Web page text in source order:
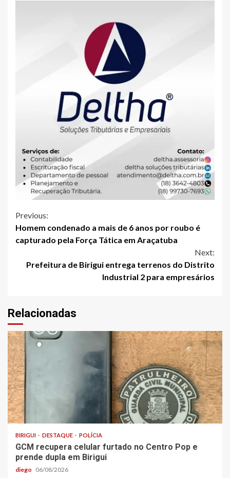
Continue
Reading
Previous:
Homem condenado a mais de 6 anos por roubo é
capturado pela Força Tática em Araçatuba
Next:
Prefeitura de Birigui entrega terrenos do Distrito
Industrial 2 para empresários
Relacionadas
BIRIGUI DESTAQUE POLÍCIA
GCM recupera celular furtado no Centro Pop e
prende dupla em Birigui
diego 06/08/2026